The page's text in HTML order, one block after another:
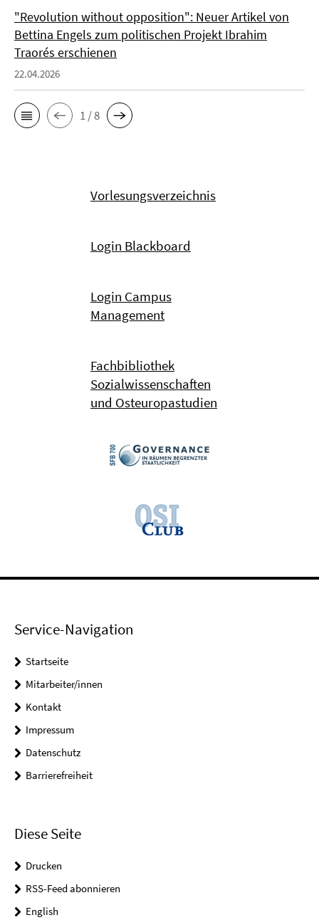
"Revolution without opposition": Neuer Artikel von
Bettina Engels zum politischen Projekt Ibrahim
Traorés erschienen
22.04.2026
1 / 8
Vorlesungsverzeichnis
Login Blackboard
Login Campus
Management
Fachbibliothek
Sozialwissenschaften
und Osteuropastudien
Service-Navigation
Startseite
Mitarbeiter/innen
Kontakt
Impressum
Datenschutz
Barrierefreiheit
Diese Seite
Drucken
RSS-Feed abonnieren
English